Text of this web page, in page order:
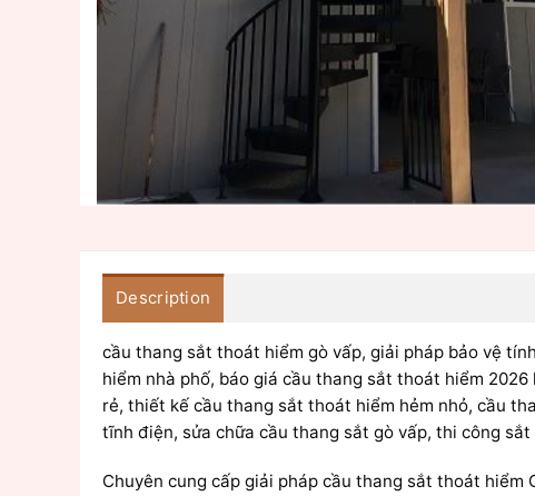
Description
cầu thang sắt thoát hiểm gò vấp, giải pháp bảo vệ
hiểm nhà phố, báo giá cầu thang sắt thoát hiểm
rẻ, thiết kế cầu thang sắt thoát hiểm hẻm nhỏ, cầu
tĩnh điện, sửa chữa cầu thang sắt gò vấp, thi công
Chuyên cung cấp giải pháp cầu thang sắt thoát hiểm